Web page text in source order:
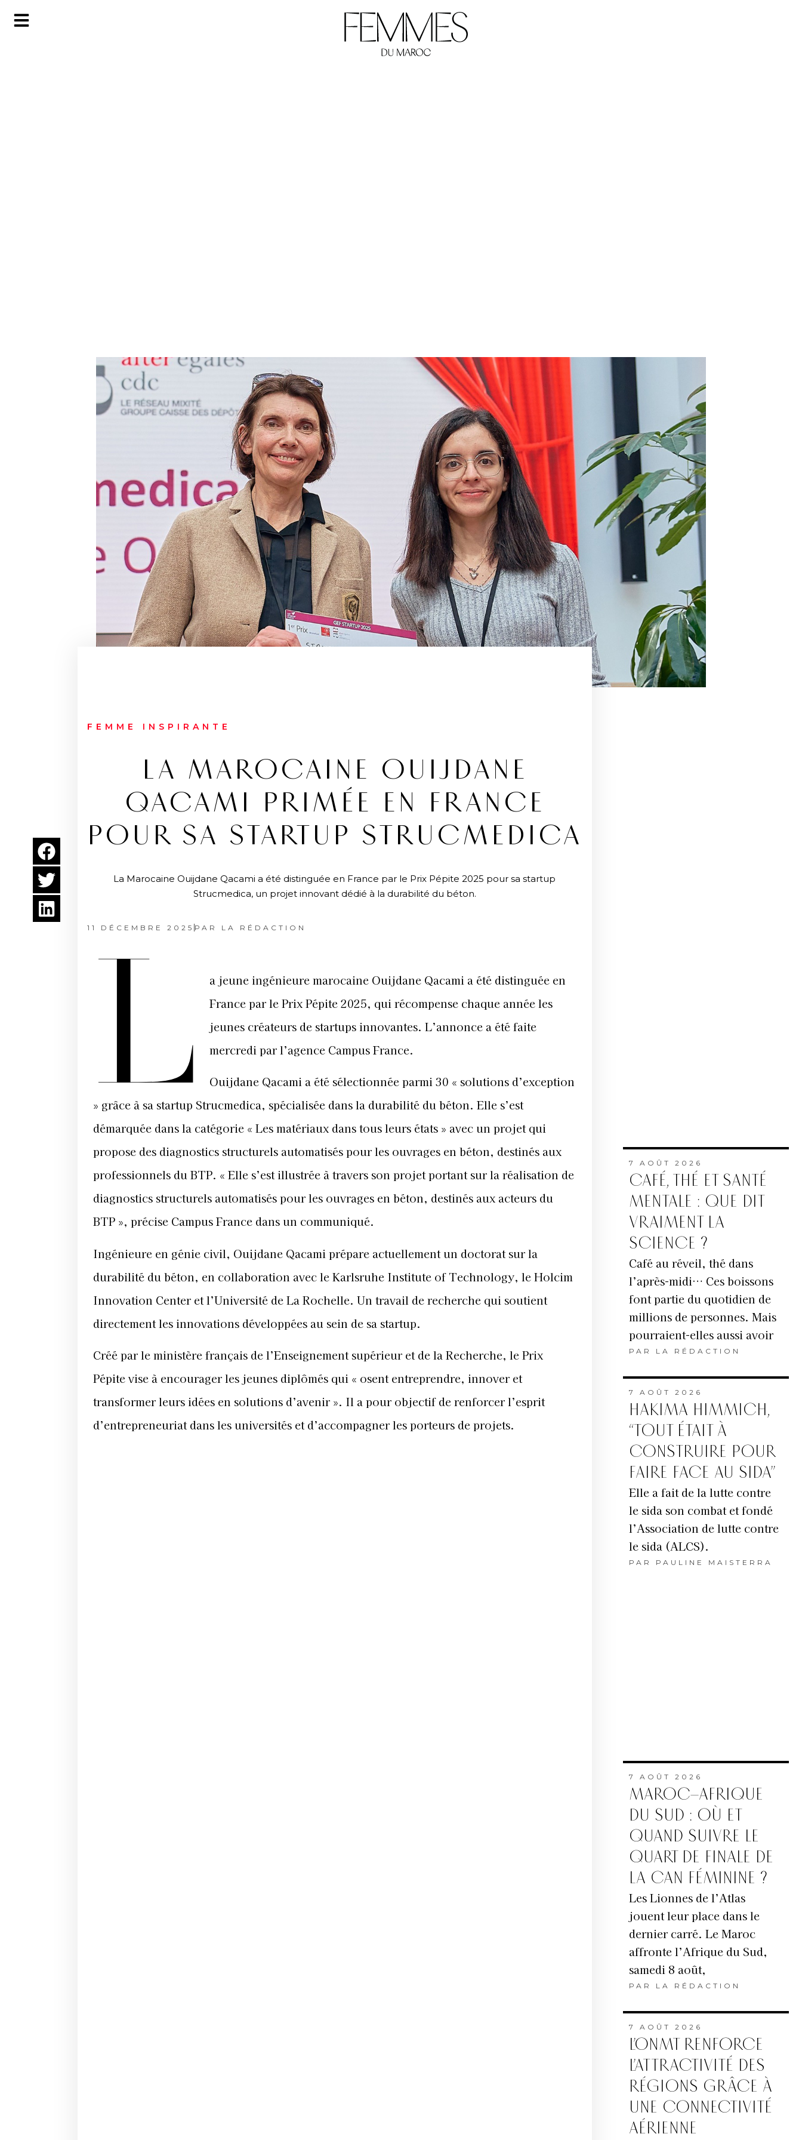
FEMME INSPIRANTE
LA MAROCAINE OUIJDANE
QACAMI PRIMÉE EN FRANCE
POUR SA STARTUP STRUCMEDICA
La Marocaine Ouijdane Qacami a été distinguée en France par le Prix Pépite 2025 pour sa startup
Strucmedica, un projet innovant dédié à la durabilité du béton.
11 DÉCEMBRE 2025 PAR LA RÉDACTION
L
a jeune ingénieure marocaine Ouijdane Qacami a été distinguée en
France par le Prix Pépite 2025, qui récompense chaque année les
jeunes créateurs de startups innovantes. L’annonce a été faite
mercredi par l’agence Campus France.
Ouijdane Qacami a été sélectionnée parmi 30 « solutions d’exception
» grâce à sa startup Strucmedica, spécialisée dans la durabilité du béton. Elle s’est
démarquée dans la catégorie « Les matériaux dans tous leurs états » avec un projet qui
propose des diagnostics structurels automatisés pour les ouvrages en béton, destinés aux
professionnels du BTP. « Elle s’est illustrée à travers son projet portant sur la réalisation de
diagnostics structurels automatisés pour les ouvrages en béton, destinés aux acteurs du
BTP », précise Campus France dans un communiqué.
Ingénieure en génie civil, Ouijdane Qacami prépare actuellement un doctorat sur la
durabilité du béton, en collaboration avec le Karlsruhe Institute of Technology, le Holcim
Innovation Center et l’Université de La Rochelle. Un travail de recherche qui soutient
directement les innovations développées au sein de sa startup.
Créé par le ministère français de l’Enseignement supérieur et de la Recherche, le Prix
Pépite vise à encourager les jeunes diplômés qui « osent entreprendre, innover et
transformer leurs idées en solutions d’avenir ». Il a pour objectif de renforcer l’esprit
d’entrepreneuriat dans les universités et d’accompagner les porteurs de projets.
7 AOÛT 2026
CAFÉ, THÉ ET SANTÉ
MENTALE : QUE DIT
VRAIMENT LA
SCIENCE ?
Café au réveil, thé dans
l’après-midi… Ces boissons
font partie du quotidien de
millions de personnes. Mais
pourraient-elles aussi avoir
PAR LA RÉDACTION
7 AOÛT 2026
HAKIMA HIMMICH,
“TOUT ÉTAIT À
CONSTRUIRE POUR
FAIRE FACE AU SIDA”
Elle a fait de la lutte contre
le sida son combat et fondé
l’Association de lutte contre
le sida (ALCS).
PAR PAULINE MAISTERRA
7 AOÛT 2026
MAROC–AFRIQUE
DU SUD : OÙ ET
QUAND SUIVRE LE
QUART DE FINALE DE
LA CAN FÉMININE ?
Les Lionnes de l’Atlas
jouent leur place dans le
dernier carré. Le Maroc
affronte l’Afrique du Sud,
samedi 8 août,
PAR LA RÉDACTION
7 AOÛT 2026
L’ONMT RENFORCE
L’ATTRACTIVITÉ DES
RÉGIONS GRÂCE À
UNE CONNECTIVITÉ
AÉRIENNE